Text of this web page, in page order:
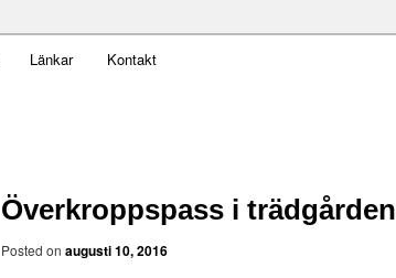
Länkar Kontakt
Överkroppspass i trädgården
Posted on augusti 10, 2016